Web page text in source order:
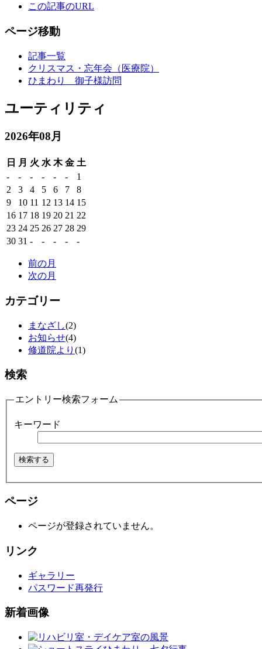
この記事のURL
ページ移動
記事一覧
クリスマス・忘年会（医療院）
ひまわり 御子様訪問
ユーティリティ
2026年08月
日 月 火 水 木 金 土
-
- - - - -
1
2
3 4 5 6 7
8
9
10 11 12 13 14 15
16 17 18 19 20 21 22
23 24 25 26 27 28 29
30 31 - - - - -
前の月
次の月
カテゴリー
まなざし(2)
お知らせ(4)
修道院より (1)
検索
エントリー検索フォーム
キーワード
ページ
ページが登録されていません。
リンク
ギャラリー
パスワード再発行
新着画像